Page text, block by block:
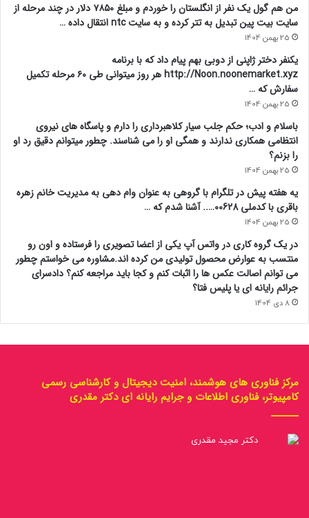
من هم گول یک نفر از انگلستان را خوردم و مبلغ ۷۸۵۰ دلار در چند مرحله از
سایت بیت پین تبدیل به تتر کرده و به سایت ntc انتقال داده …
25 بهمن 1404
یکنفر دختر ژاپنی از دوبی بهم پیام داد که با برنامه
http://Noon.noonemarket.xyz هر روز میتوانی طی ۶۰ مرحله تکمیل
سفارش که …
25 بهمن 1404
باسلام و ادب؛ حکم جلب سیار کلاهبرداری را دارم و پاسگاه های نیروی
انتظامی همکاری ندارند و همگی او را می شناسند. چطور میتوانم دقیق رد او
را بزنم؟
25 بهمن 1404
یه هفته پیش در تلگرام با گروهی به عنوان وام دهی به مدیریت خانم زهره
باقری با کدملی 00628….. آشنا شدم که …
25 بهمن 1404
در یک گروه کاری در واتس آپ یکی از اعضا تصویری را فرستاده و اون رو
منتسب به عوارض محصول تولیدی من کرده اند.مشاوره می خواستم چطور
می توانم اصالت عکس ها را اثبات کنم و کجا باید مراجعه کنم؟ دادسرای
جرائم رایانه ای یا پلیس فتا؟
8 دی 1404
مرکز فناوری های هوشمند، امنیت دیجیتال و کارشناسی رسمی
کامپیوتر، فناوری اطلاعات و جرایم رایانه ای دکتر مقدری